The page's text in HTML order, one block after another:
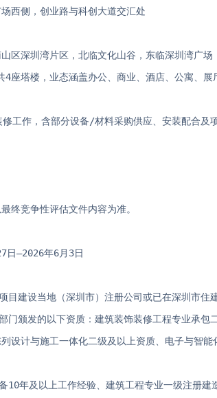
西侧，创业路与科创大道交汇处
区深圳湾片区，北临文化山谷，东临深圳湾广
座塔楼，业态涵盖办公、商业、酒店、公寓、展
工作，含部分设备/材料采购供应、安装配合及
终竞争性评估文件内容为准。
日—2026年6月3日
目建设当地（深圳市）注册公司或已在深圳市住
门颁发的以下资质：建筑装饰装修工程专业承
设计与施工一体化二级及以上资质、电子与智
10年及以上工作经验、建筑工程专业一级注册